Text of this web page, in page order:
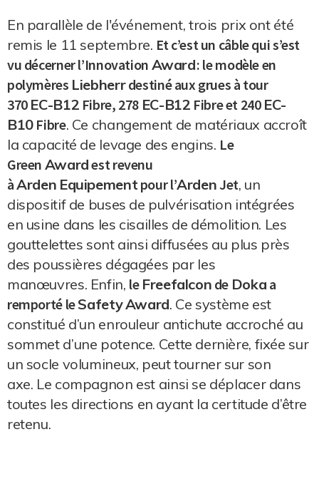
En parallèle de l'événement, trois prix ont été
remis le 11 septembre. Et c’est un câble qui s’est
vu décerner l’Innovation Award: le modèle en
polymères Liebherrdestiné aux grues à tour
370 EC-B12 Fibre, 278 EC-B12 Fibre et 240 EC-
B10Fibre. Ce changement de matériaux accroît
la capacité de levage des engins. Le
Green Awardest revenu
àArden Equipement pour l’ArdenJet, un
dispositif de buses de pulvérisation intégrées
en usine dans les cisailles de démolition. Les
gouttelettes sont ainsi diffusées au plus près
des poussières dégagées par les
manœuvres. Enfin, le Freefalcon de Doka a
remporté leSafetyAward. Ce système est
constitué d’un enrouleur antichute accroché au
sommet d’une potence. Cette dernière, fixée sur
un socle volumineux, peut tourner sur son
axe. Le compagnon est ainsi se déplacer dans
toutes les directions en ayant la certitude d’être
retenu.